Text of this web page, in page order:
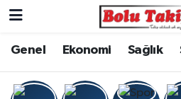
Genel Ekonomi Sağlık